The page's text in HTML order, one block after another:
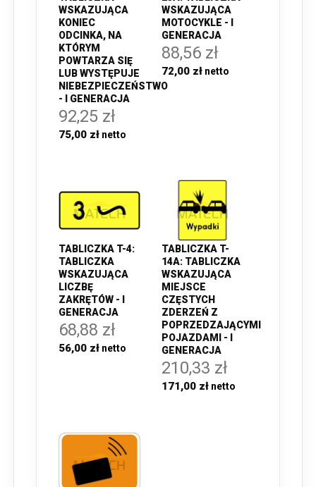
WSKAZUJĄCA
KONIEC
ODCINKA, NA
KTÓRYM
POWTARZA SIĘ
LUB WYSTĘPUJE
NIEBEZPIECZEŃSTWO
- I GENERACJA
92,25 zł
75,00 zł
WSKAZUJĄCA
MOTOCYKLE - I
GENERACJA
88,56 zł
72,00 zł
TABLICZKA T-4:
TABLICZKA
WSKAZUJĄCA
LICZBĘ
ZAKRĘTÓW - I
GENERACJA
68,88 zł
56,00 zł
TABLICZKA T-
14A: TABLICZKA
WSKAZUJĄCA
MIEJSCE
CZĘSTYCH
ZDERZEŃ Z
POPRZEDZAJĄCYMI
POJAZDAMI - I
GENERACJA
210,33 zł
171,00 zł